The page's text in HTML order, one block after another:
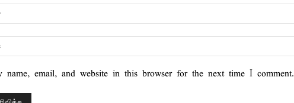
name, email, and website in this browser for the next time I comment.